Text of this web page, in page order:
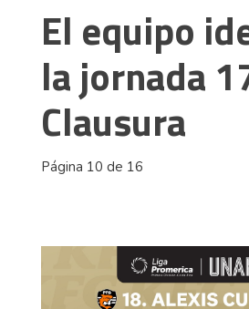
El equipo
la jornada
Clausura
Página 10 de 16